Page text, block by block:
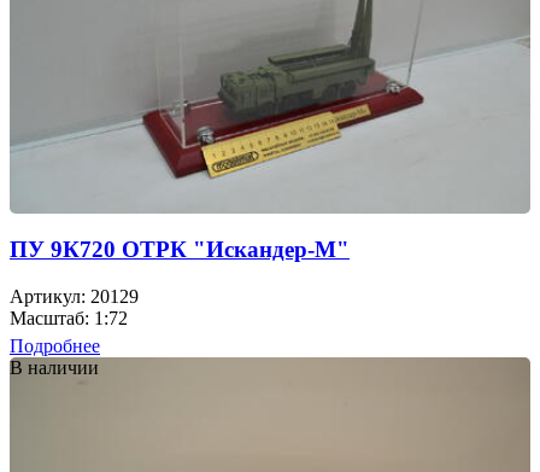
ПУ 9К720 ОТРК "Искандер-М"
Артикул: 20129
Масштаб: 1:72
Подробнее
В наличии